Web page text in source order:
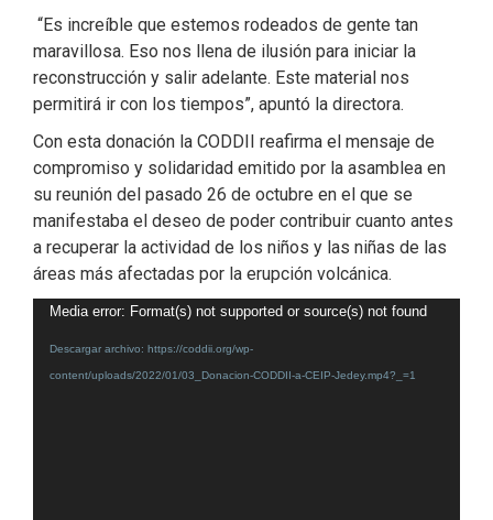
“Es increíble que estemos rodeados de gente tan
maravillosa. Eso nos llena de ilusión para iniciar la
reconstrucción y salir adelante. Este material nos
permitirá ir con los tiempos”, apuntó la directora.
Con esta donación la CODDII reafirma el mensaje de
compromiso y solidaridad emitido por la asamblea en
su reunión del pasado 26 de octubre en el que se
manifestaba el deseo de poder contribuir cuanto antes
a recuperar la actividad de los niños y las niñas de las
áreas más afectadas por la erupción volcánica.
Reproductor
Media error: Format(s) not supported or source(s) not found
Descargar archivo: https://coddii.org/wp-
content/uploads/2022/01/03_Donacion-CODDII-a-CEIP-Jedey.mp4?_=1